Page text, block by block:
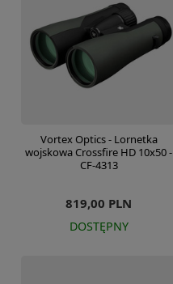
Vortex Optics - Lornetka
wojskowa Crossfire HD 10x50 -
CF-4313
819,00 PLN
DOSTĘPNY